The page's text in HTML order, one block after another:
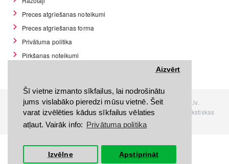
Šī vietne izmanto sīkfailus, lai nodrošinātu
jums vislabāko pieredzi mūsu vietnē. Šeit
varat izvēlēties kādus sīkfailus vēlaties
atļaut. Vairāk info: Privātuma politika
Aizvērt
Izvēlne Apstiprināt
Preces atgriešanas noteikumi
Preces atgriešanas forma
Privātuma politika
Pirkšanas noteikumi
Visas tiesības rezervētas. Interneta veikals www.Discomania.lv.
Jebkuras Discomania.lv informācijas pārpublicēšana, bez rakstiskas
atļaujas, stingri aizliegta.